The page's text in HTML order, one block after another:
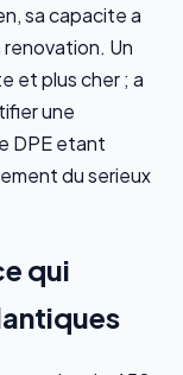
sa capacite a
Un
et plus cher ; a
une
DPE etant
du serieux
qui